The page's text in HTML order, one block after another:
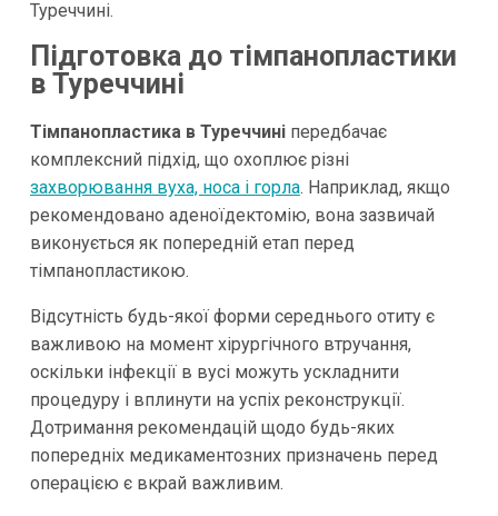
Туреччині.
Підготовка до тімпанопластики
в Туреччині
Тімпанопластика в Туреччиніпередбачає
комплексний підхід, що охоплює різні
захворюваннявуха, носа і горла. Наприклад, якщо
рекомендовано аденоїдектомію, вона зазвичай
виконується як попередній етап перед
тімпанопластикою.
Відсутність будь-якої форми середнього отиту є
важливою на момент хірургічного втручання,
оскільки інфекції в вусі можуть ускладнити
процедуру і вплинути на успіх реконструкції.
Дотримання рекомендацій щодо будь-яких
попередніх медикаментозних призначень перед
операцією є вкрай важливим.